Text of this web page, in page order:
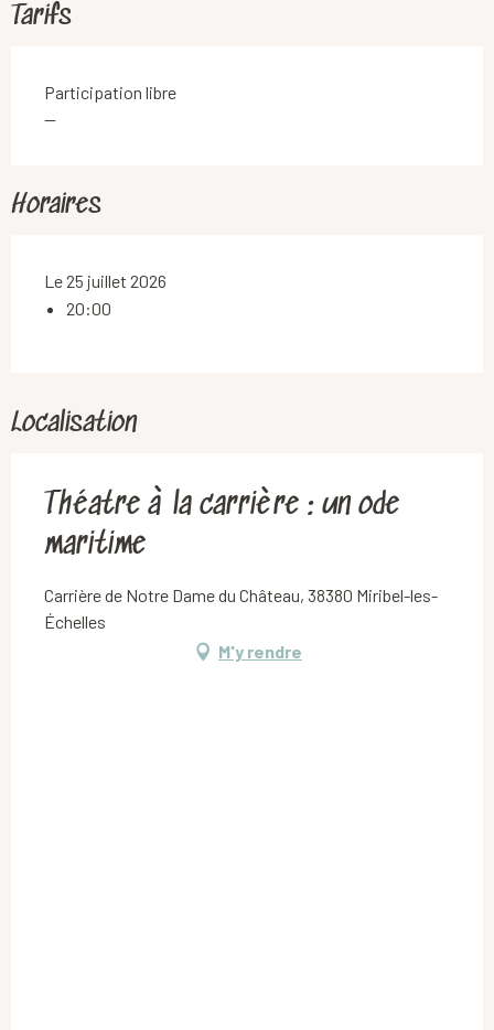
Tarifs
Participation libre
—
Horaires
Le 25 juillet 2026
20:00
Localisation
Théatre à la carrière : un ode
maritime
Carrière de Notre Dame du Château, 38380 Miribel-les-
Échelles
M'y rendre